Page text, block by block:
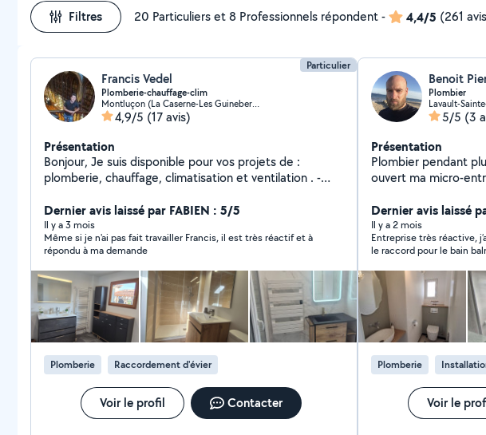
Filtres 20 Particuliers et 8 Professionnels répondent- 4,4/5 (261
Particulier
Francis Vedel
Plomberie-chauffage-clim
Montluçon (La Caserne-Les Guineberts)
4,9/5 (17 avis)
Présentation
Bonjour, Je suis disponible pour vos projets de :
plomberie, chauffage, climatisation et ventilation . -
plomberie) -remplacement chaudiere gaz -climatisation
Pac air/air ou air/eau -dépannage plomberie etc.... À
votre service :)
Dernier avis laissé par FABIEN : 5/5
Il y a 3 mois
Même si je n'ai pas fait travailler Francis, il est très réactif et à
répondu à ma demande
Plomberie Raccordement d'évier
Voir le profil Contacter
Benoit
Plombier
5/5 (3
Présentation
Plombier pendant
ouvert ma micro-entreprise
le petit bricolage,
Dernier avis laissé
Il y a 2 mois
Entreprise très réactive,
le raccord pour le bain
Plomberie
Voir le